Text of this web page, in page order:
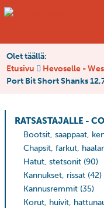
Olet täällä:
Etusivu
Hevoselle -
Port Bit Short Shanks
RATSASTAJALLE -
Bootsit, saappaat,
Chapsit, farkut,
Hatut, stetsonit (90)
Kannukset, rissat (42)
Kannusremmit (35)
Korut, huivit,